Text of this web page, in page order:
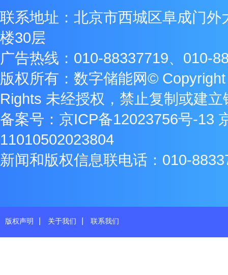
联系地址：北京市西城区阜成门外
楼30层
广告热线：010-88337719、010-
版权所有：数字储能网©
Rights 未经授权，禁止复制或建立
备案号： 京ICP备12023756号-13
11010502023804
新闻和版权信息联电话：010-
版权声明 关于我们 联系我们